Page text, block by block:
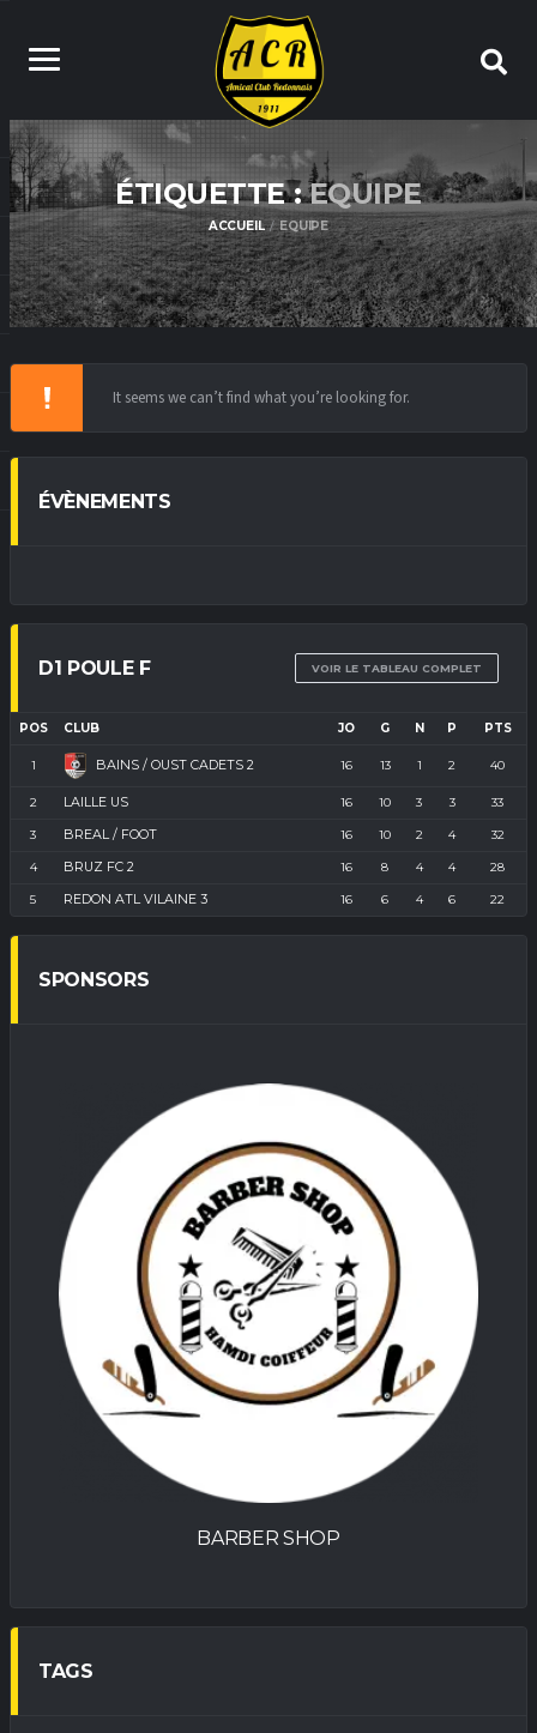
ÉTIQUETTE :EQUIPE
ACCUEIL EQUIPE
It seems we can’t find what you’re looking for.
ÉVÈNEMENTS
D1 POULE F VOIR LE TABLEAU COMPLET
POS CLUB JO G N P PTS
1 BAINS / OUST CADETS 2 16 13 1 2 40
2 LAILLE US 16 10 3 3 33
3 BREAL / FOOT 16 10 2 4 32
4 BRUZ FC 2 16 8 4 4 28
5 REDON ATL VILAINE 3 16 6 4 6 22
SPONSORS
TAGS